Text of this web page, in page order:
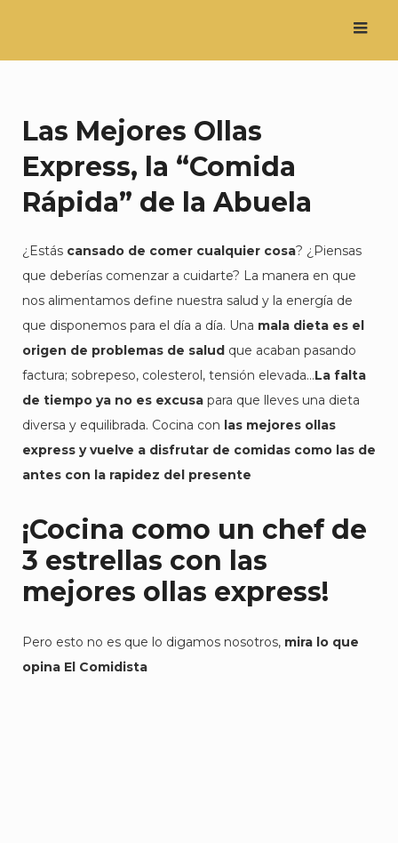
contenido
Las Mejores Ollas
Express, la “Comida
Rápida” de la Abuela
¿Estás cansado de comer cualquier cosa? ¿Piensas
que deberías comenzar a cuidarte? La manera en que
nos alimentamos define nuestra salud y la energía de
que disponemos para el día a día. Una mala dieta es el
origen de problemas de salud que acaban pasando
factura; sobrepeso, colesterol, tensión elevada…La falta
de tiempo ya no es excusa para que lleves una dieta
diversa y equilibrada. Cocina con las mejores ollas
express y vuelve a disfrutar de comidas como las de
antes con la rapidez del presente
¡Cocina como un chef de
3 estrellas con las
mejores ollas express!
Pero esto no es que lo digamos nosotros, mira lo que
opina El Comidista